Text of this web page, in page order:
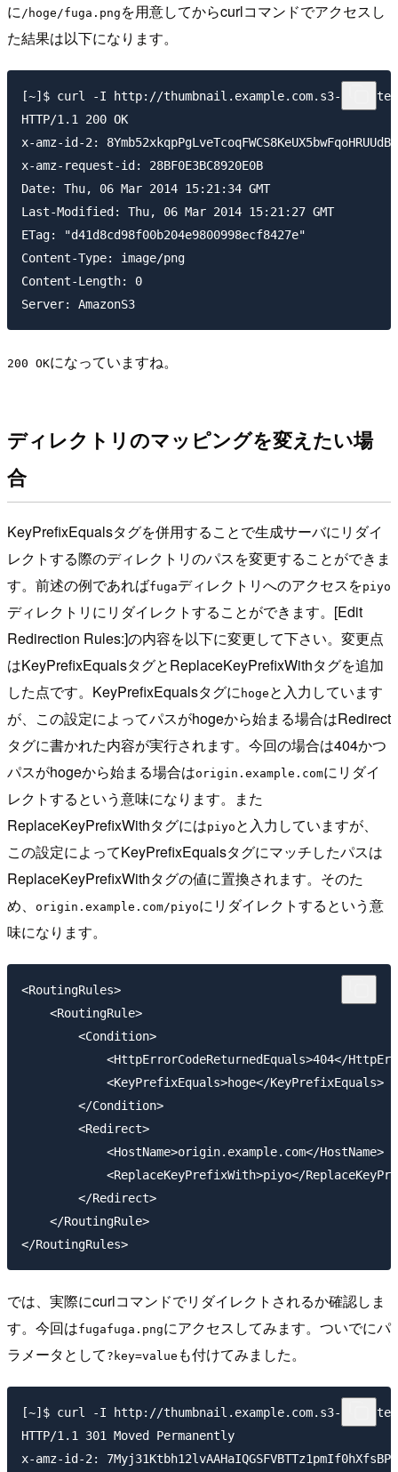
に/hoge/fuga.png を用意してからcurlコマンドでアクセスし
た結果は以下になります。
[~]$ curl -I http://thumbnail.example.com.s3-website-
HTTP/1.1 200 OK
x-amz-id-2:
x-amz-request-id: 28BF0E3BC8920E0B
Date: Thu, 06 Mar 2014 15:21:34 GMT
Last-Modified: Thu, 06 Mar 2014 15:21:27 GMT
ETag: "d41d8cd98f00b204e9800998ecf8427e"
Content-Type: image/png
Content-Length: 0
Server: AmazonS3
200 OKになっていますね。
ディレクトリのマッピングを変えたい場
合
KeyPrefixEqualsタグを併用することで生成サーバにリダイ
レクトする際のディレクトリのパスを変更することができま
す。前述の例であればfugaディレクトリへのアクセスをpiyo
ディレクトリにリダイレクトすることができます。[Edit
Redirection Rules:]の内容を以下に変更して下さい。変更点
はKeyPrefixEqualsタグとReplaceKeyPrefixWithタグを追加
した点です。KeyPrefixEqualsタグに hoge と入力しています
が、この設定によってパスがhogeから始まる場合はRedirect
タグに書かれた内容が実行されます。今回の場合は404かつ
パスがhogeから始まる場合はorigin.example.comにリダイ
レクトするという意味になります。また
ReplaceKeyPrefixWithタグにはpiyo と入力していますが、
この設定によってKeyPrefixEqualsタグにマッチしたパスは
ReplaceKeyPrefixWithタグの値に置換されます。そのた
め、
origin.example.com/piyoにリダイレクトするという意
味になります。
<RoutingRules>
    <RoutingRule>
        <Condition>
<HttpErrorCodeReturnedEquals>404</
            <KeyPrefixEquals>hoge</KeyPrefixEquals>
        </Condition>
        <Redirect>
            <HostName>origin.example.com</HostName>
<ReplaceKeyPrefixWith>piyo</
        </Redirect>
    </RoutingRule>
</RoutingRules>
では、実際にcurlコマンドでリダイレクトされるか確認しま
す。今回はfugafuga.pngにアクセスしてみます。ついでにパ
ラメータとして ?key=value も付けてみました。
[~]$ curl -I http://thumbnail.example.com.s3-website-
HTTP/1.1 301 Moved Permanently
x-amz-id-2: